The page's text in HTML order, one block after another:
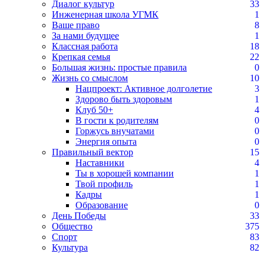
Диалог культур
33
Инженерная школа УГМК
1
Ваше право
8
За нами будущее
1
Классная работа
18
Крепкая семья
22
Большая жизнь: простые правила
0
Жизнь со смыслом
10
Нацпроект: Активное долголетие
3
Здорово быть здоровым
1
Клуб 50+
4
В гости к родителям
0
Горжусь внучатами
0
Энергия опыта
0
Правильный вектор
15
Наставники
4
Ты в хорошей компании
1
Твой профиль
1
Кадры
1
Образование
0
День Победы
33
Общество
375
Спорт
83
Культура
82